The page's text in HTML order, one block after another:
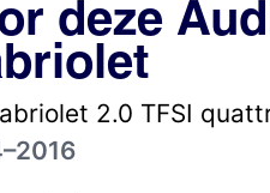
deze
2.0 TFSI